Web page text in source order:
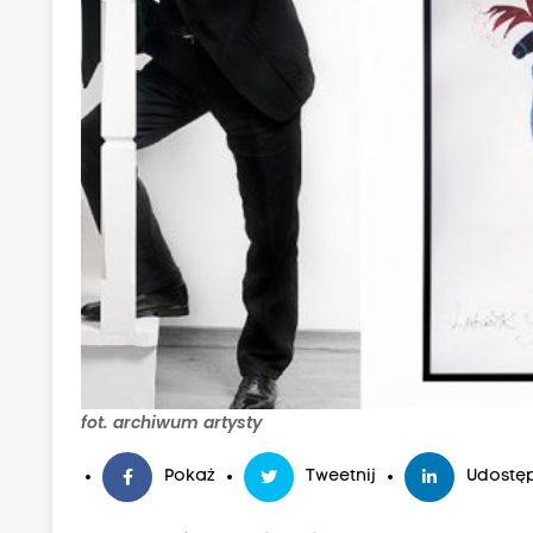
fot. archiwum artysty
Pokaż Tweetnij